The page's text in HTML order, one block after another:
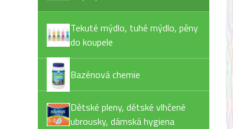
Tekuté mýdlo, tuhé mýdlo, pěny
do koupele
Bazénová chemie
Dětské pleny, dětské vlhčené
ubrousky, dámská hygiena